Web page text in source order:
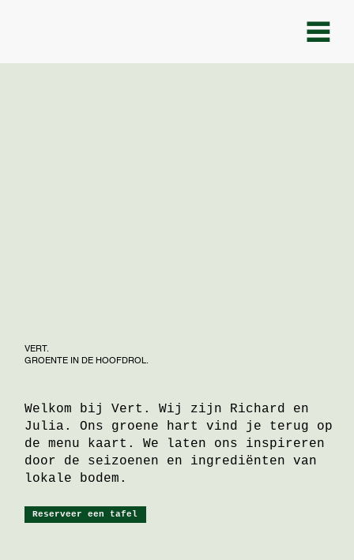
VERT.
GROENTE IN DE HOOFDROL.
Welkom bij Vert. Wij zijn Richard en
Julia. Ons groene hart vind je terug op
de menu kaart. We laten ons inspireren
door de seizoenen en ingrediënten van
lokale bodem.
Reserveer een tafel